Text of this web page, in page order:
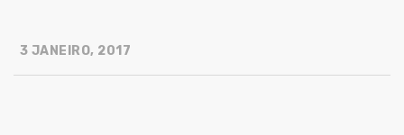
3 JANEIRO, 2017